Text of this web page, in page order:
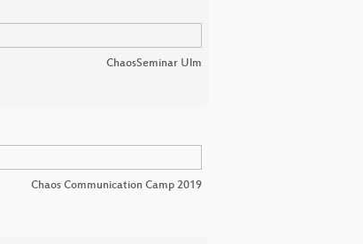
ChaosSeminar Ulm
Chaos Communication Camp 2019